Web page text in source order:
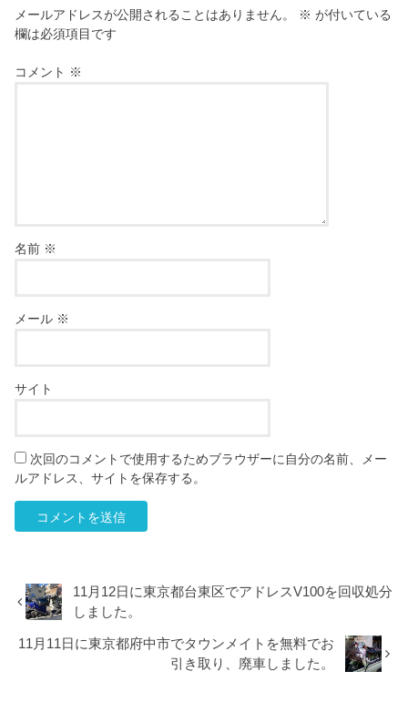
メールアドレスが公開されることはありません。 ※ が付いている
欄は必須項目です
コメント ※
名前 ※
メール ※
サイト
次回のコメントで使用するためブラウザーに自分の名前、メー
ルアドレス、サイトを保存する。
11月12日に東京都台東区でアドレスV100を回収処分
しました。
11月11日に東京都府中市でタウンメイトを無料でお
引き取り、廃車しました。